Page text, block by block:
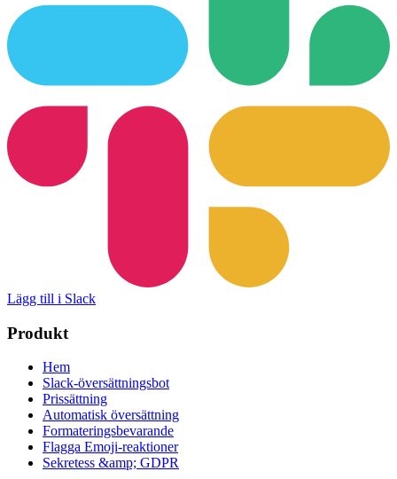
Lägg till i Slack
Produkt
Hem
Slack-översättningsbot
Prissättning
Automatisk översättning
Formateringsbevarande
Flagga Emoji-reaktioner
Sekretess &amp; GDPR